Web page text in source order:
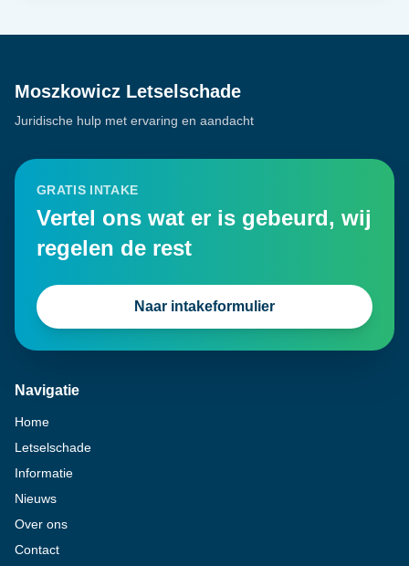
Moszkowicz Letselschade
Juridische hulp met ervaring en aandacht
GRATIS INTAKE
Vertel ons wat er is gebeurd, wij
regelen de rest
Naar intakeformulier
Navigatie
Home
Letselschade
Informatie
Nieuws
Over ons
Contact